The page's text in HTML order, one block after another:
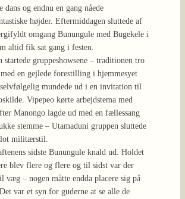
og endnu en gang nåede
højder. Eftermiddagen sluttede af
omgang Bunungule med Bugekele i
altid fik sat gang i festen.
startede gruppeshowsene – traditionen tro
en gejlede forestilling i hjemmesyet
mundede ud i en invitation til
Vipepeo kørte arbejdstema med
Manongo lagde ud med en fællessang
stemme – Utamaduni gruppen sluttede
militærstil.
sidste Bunungule knald ud. Holdet
blev flere og flere og til sidst var der
– nogen måtte endda placere sig på
var et syn for guderne at se alle de